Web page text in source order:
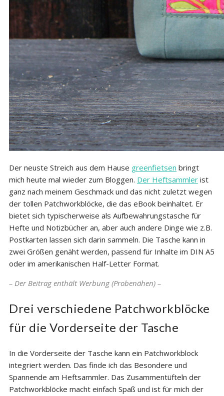
Der neuste Streich aus dem Hause greenfietsen bringt
mich heute mal wieder zum Bloggen. Der Heftsammler ist
ganz nach meinem Geschmack und das nicht zuletzt wegen
der tollen Patchworkblöcke, die das eBook beinhaltet. Er
bietet sich typischerweise als Aufbewahrungstasche für
Hefte und Notizbücher an, aber auch andere Dinge wie z.B.
Postkarten lassen sich darin sammeln. Die Tasche kann in
zwei Größen genäht werden, passend für Inhalte im DIN A5
oder im amerikanischen Half-Letter Format.
– Der Beitrag enthält Werbung (Probenähen) –
Drei verschiedene Patchworkblöcke
für die Vorderseite der Tasche
In die Vorderseite der Tasche kann ein Patchworkblock
integriert werden. Das finde ich das Besondere und
Spannende am Heftsammler. Das Zusammentüfteln der
Patchworkblöcke macht einfach Spaß und ist für mich der